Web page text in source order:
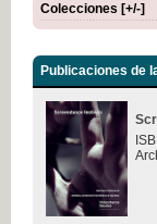
Colecciones [+/-]
Publicaciones de